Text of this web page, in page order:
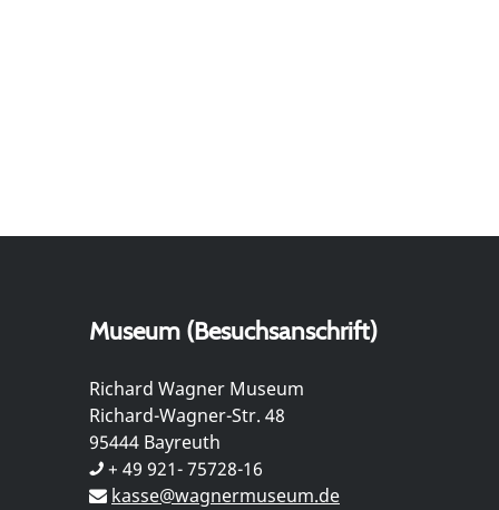
Museum (Besuchsanschrift)
Richard Wagner Museum
Richard-Wagner-Str. 48
95444 Bayreuth
+ 49 921- 75728-16
kasse@wagnermuseum.de